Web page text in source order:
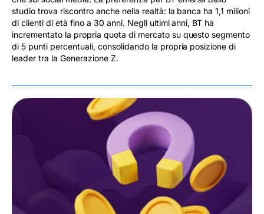
studio trova riscontro anche nella realtà: la banca ha 1,1 milioni
di clienti di età fino a 30 anni. Negli ultimi anni, BT ha
incrementato la propria quota di mercato su questo segmento
di 5 punti percentuali, consolidando la propria posizione di
leader tra la Generazione Z.